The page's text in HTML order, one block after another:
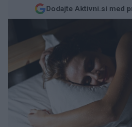
Dodajte Aktivni.si med